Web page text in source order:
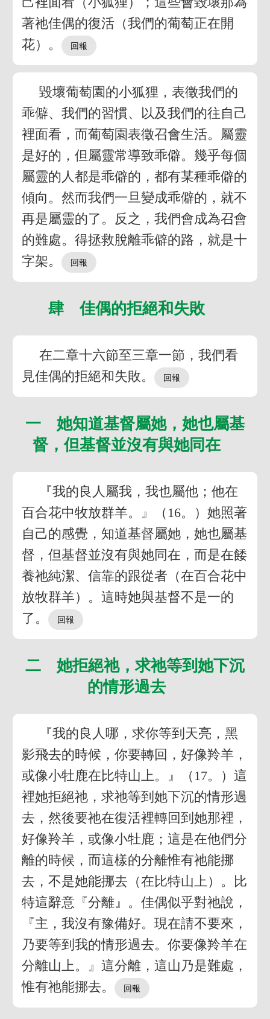
著祂佳偶的復活（我們的葡萄正在開
花）。
毀壞葡萄園的小狐狸，表徵我們的
乖僻、我們的習慣、以及我們的往自己
裡面看，而葡萄園表徵召會生活。屬靈
是好的，但屬靈常導致乖僻。幾乎每個
屬靈的人都是乖僻的，都有某種乖僻的
傾向。然而我們一旦變成乖僻的，就不
再是屬靈的了。反之，我們會成為召會
的難處。得拯救脫離乖僻的路，就是十
字架。
肆 佳偶的拒絕和失敗
在二章十六節至三章一節，我們看
見佳偶的拒絕和失敗。
一 她知道基督屬她，她也屬基
督，但基督並沒有與她同在
『我的良人屬我，我也屬他；他在
百合花中牧放群羊。』（16。）她照著
自己的感覺，知道基督屬她，她也屬基
督，但基督並沒有與她同在，而是在餧
養祂純潔、信靠的跟從者（在百合花中
放牧群羊）。這時她與基督不是一的
了。
二 她拒絕祂，求祂等到她下沉
的情形過去
『我的良人哪，求你等到天亮，黑
影飛去的時候，你要轉回，好像羚羊，
或像小牡鹿在比特山上。』（17。）這
裡她拒絕祂，求祂等到她下沉的情形過
去，然後要祂在復活裡轉回到她那裡，
好像羚羊，或像小牡鹿；這是在他們分
離的時候，而這樣的分離惟有祂能挪
去，不是她能挪去（在比特山上）。比
特這辭意『分離』。佳偶似乎對祂說，
『主，我沒有豫備好。現在請不要來，
乃要等到我的情形過去。你要像羚羊在
分離山上。』這分離，這山乃是難處，
惟有祂能挪去。